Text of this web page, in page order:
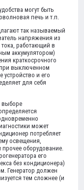
могут быть
печь и т.п.
так называемый
напряжения из
тока, работающий в
аккумулятором)
краткосрочного
выключенном
устройство и его
для себя
выборе
может
потребляет
освещения,
оборудование.
его
без кондиционера)
Генератор должен
тем сложнее (и